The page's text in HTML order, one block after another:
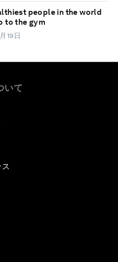
people in the world
to the gym
19日
いて